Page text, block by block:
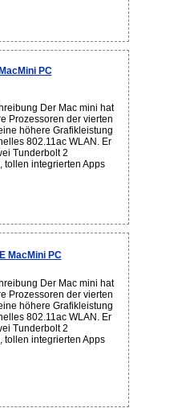
PC
Der Mac mini hat
Prozessoren der vierten
höhere Grafikleistung
802.11ac WLAN. Er
Tunderbolt 2
tollen integrierten Apps
MacMini PC
Der Mac mini hat
Prozessoren der vierten
höhere Grafikleistung
802.11ac WLAN. Er
Tunderbolt 2
tollen integrierten Apps